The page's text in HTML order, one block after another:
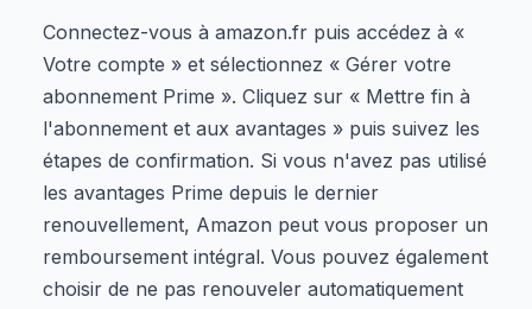
Connectez-vous à amazon.fr puis accédez à «
Votre compte » et sélectionnez « Gérer votre
abonnement Prime ». Cliquez sur « Mettre fin à
l'abonnement et aux avantages » puis suivez les
étapes de confirmation. Si vous n'avez pas utilisé
les avantages Prime depuis le dernier
renouvellement, Amazon peut vous proposer un
remboursement intégral. Vous pouvez également
choisir de ne pas renouveler automatiquement